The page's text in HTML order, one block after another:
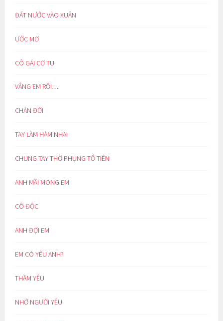
ĐẤT NƯỚC VÀO XUÂN
ƯỚC MƠ
CÔ GÁI CƠ TU
VẮNG EM RỒI…
CHÁN ĐỜI
TAY LÀM HÀM NHAI
CHUNG TAY THỜ PHỤNG TỔ TIÊN
ANH MÃI MONG EM
CÔ ĐỘC
ANH ĐỢI EM
EM CÓ YÊU ANH?
THẦM YÊU
NHỚ NGƯỜI YÊU